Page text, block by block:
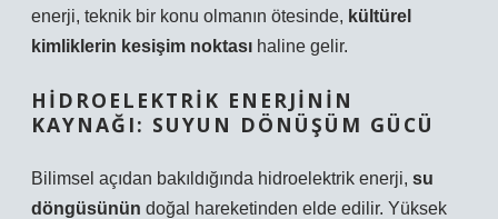
enerji, teknik bir konu olmanın ötesinde, kültürel
kimliklerin kesişim noktası haline gelir.
HIDROELEKTRIK ENERJININ
KAYNAĞI: SUYUN DÖNÜŞÜM GÜCÜ
Bilimsel açıdan bakıldığında hidroelektrik enerji, su
döngüsünün doğal hareketinden elde edilir. Yüksek